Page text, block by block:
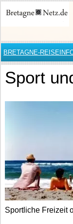
BRETAGNE-
Sport
Sportliche Freizeit